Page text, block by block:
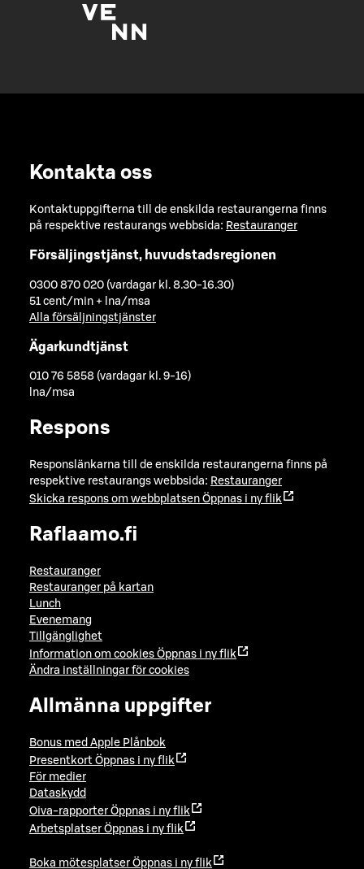
Kontakta oss
Kontaktuppgifterna till de enskilda restaurangerna finns
på respektive restaurangs webbsida: Restauranger
Försäljingstjänst, huvudstadsregionen
0300 870 020 (vardagar kl. 8.30-16.30)
51 cent/min + lna/msa
Alla försäljningstjänster
Ägarkundtjänst
010 76 5858 (vardagar kl. 9-16)
lna/msa
Respons
Responslänkarna till de enskilda restaurangerna finns på
respektive restaurangs webbsida: Restauranger
Skicka respons om webbplatsen Öppnas i ny flik
Raflaamo.fi
Restauranger
Restauranger på kartan
Lunch
Evenemang
Tillgänglighet
Information om cookies Öppnas i ny flik
Ändra inställningar för cookies
Allmänna uppgifter
Bonus med Apple Plånbok
Presentkort Öppnas i ny flik
För medier
Dataskydd
Oiva-rapporter Öppnas i ny flik
Arbetsplatser Öppnas i ny flik
Boka mötesplatser Öppnas i ny flik